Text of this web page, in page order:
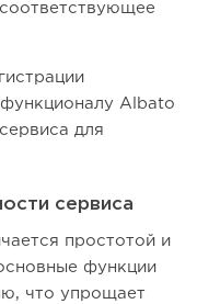
функционалу Albato
для
сервиса
простотой и
функции
что упрощает